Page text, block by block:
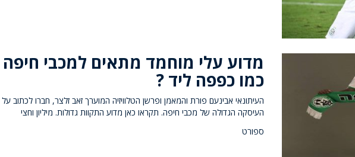
מדוע עלי מוחמד מתאים למכבי חיפה
כמו כפפה ליד ?
העיתונאי אבינעם פורת והמאמן ופרשן הטלוויזיה המוערך זאב זלצר, חברו לכתוב על
העיסקה הגדולה של מכבי חיפה. תקראו כאן מדוע התקוות גדולות. מיליון וחצי
ספורט